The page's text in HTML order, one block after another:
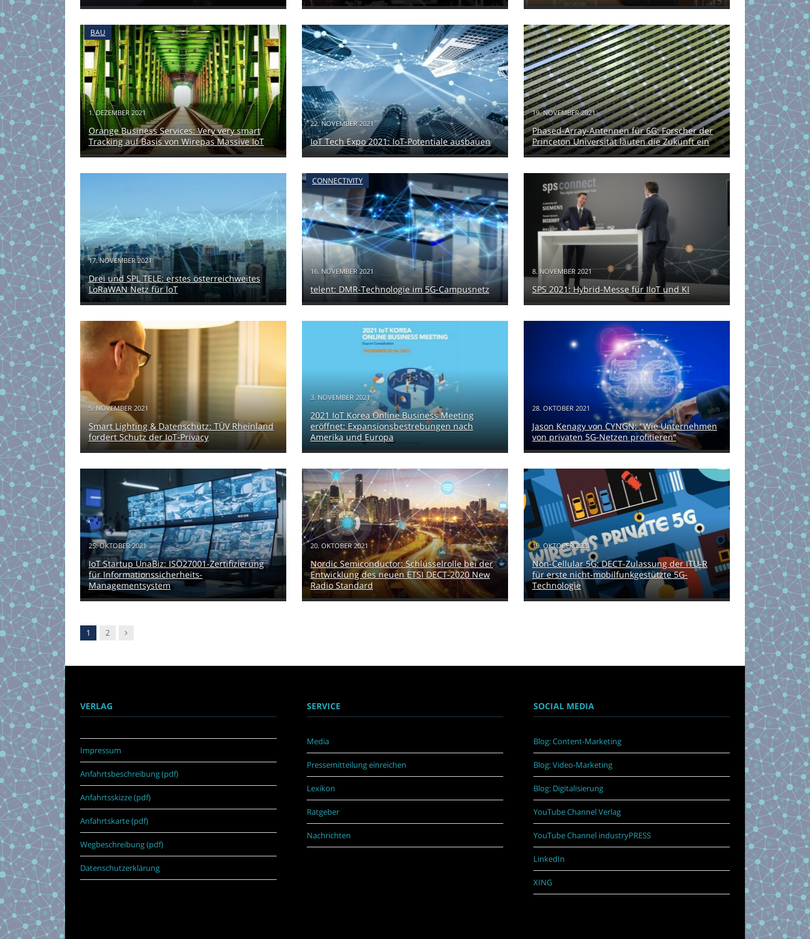
BAU
1. DEZEMBER 2021
Orange Business Services: Very very smart
Tracking auf Basis von Wirepas Massive IoT
22. NOVEMBER 2021
IoT Tech Expo 2021: IoT-Potentiale ausbauen
19. NOVEMBER 2021
Phased-Array-Antennen für 6G: Forscher der
Princeton Universität läuten die Zukunft ein
17. NOVEMBER 2021
Drei und SPL TELE: erstes österreichweites
LoRaWAN Netz für IoT
CONNECTIVITY
16. NOVEMBER 2021
telent: DMR-Technologie im 5G-Campusnetz
8. NOVEMBER 2021
SPS 2021: Hybrid-Messe für IIoT und KI
5. NOVEMBER 2021
Smart Lighting & Datenschutz: TÜV Rheinland
fordert Schutz der IoT-Privacy
3. NOVEMBER 2021
2021 IoT Korea Online Business Meeting
eröffnet: Expansionsbestrebungen nach
Amerika und Europa
28. OKTOBER 2021
Jason Kenagy von CYNGN: "Wie Unternehmen
von privaten 5G-Netzen profitieren“
25. OKTOBER 2021
IoT Startup UnaBiz: ISO27001-Zertifizierung
für Informationssicherheits-
Managementsystem
20. OKTOBER 2021
Nordic Semiconductor: Schlüsselrolle bei der
Entwicklung des neuen ETSI DECT-2020 New
Radio Standard
19. OKTOBER 2021
Non-Cellular 5G: DECT-Zulassung der ITU-R
für erste nicht-mobilfunkgestützte 5G-
Technologie
1 2 Nachfolger
VERLAG
Impressum
Anfahrtsbeschreibung (pdf)
Anfahrtsskizze (pdf)
Anfahrtskarte (pdf)
Wegbeschreibung (pdf)
Datenschutzerklärung
SERVICE
Media
Pressemitteilung einreichen
Lexikon
Ratgeber
Nachrichten
SOCIAL MEDIA
Blog: Content-Marketing
Blog: Video-Marketing
Blog: Digitalisierung
YouTube Channel Verlag
YouTube Channel industryPRESS
LinkedIn
XING